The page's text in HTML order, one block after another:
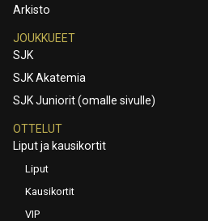
Arkisto
JOUKKUEET
SJK
SJK Akatemia
SJK Juniorit (omalle sivulle)
OTTELUT
Liput ja kausikortit
Liput
Kausikortit
VIP